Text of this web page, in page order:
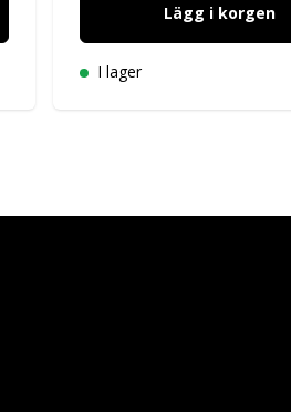
Lägg i korgen
I lager